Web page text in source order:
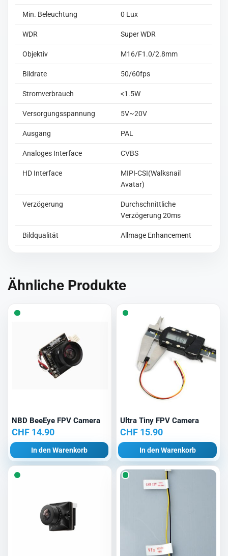
Min. Beleuchtung 0 Lux
WDR Super WDR
Objektiv M16/F1.0/2.8mm
Bildrate 50/60fps
Stromverbrauch <1.5W
Versorgungsspannung 5V~20V
Ausgang PAL
Analoges Interface CVBS
HD Interface
MIPI-CSI(Walksnail
Avatar)
Verzögerung
Durchschnittliche
Verzögerung 20ms
Bildqualität Allmage Enhancement
Ähnliche Produkte
NBD BeeEye FPV Camera
CHF 14.90
In den Warenkorb
Ultra Tiny FPV Camera
CHF15.90
In den Warenkorb